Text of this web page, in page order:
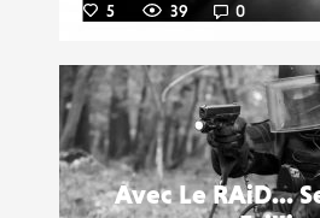
5 39 0
Avec Le RAiD...